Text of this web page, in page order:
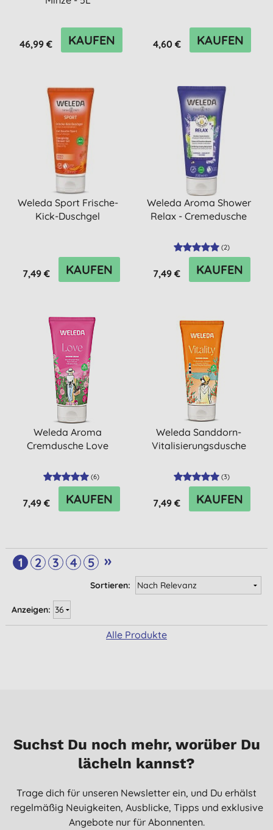
46,99 € KAUFEN 4,60 € KAUFEN
Weleda Sport Frische-
Kick-Duschgel
7,49 € KAUFEN
Weleda Aroma Shower
Relax - Cremedusche
(2)
7,49 € KAUFEN
Weleda Aroma
Cremdusche Love
(6)
7,49 € KAUFEN
Weleda Sanddorn-
Vitalisierungsdusche
(3)
7,49 € KAUFEN
1 2 3 4 5 »
Sortieren:
Anzeigen:
Alle Produkte
Suchst Du noch mehr, worüber Du
lächeln kannst?
Trage dich für unseren Newsletter ein, und Du erhälst
regelmäßig Neuigkeiten, Ausblicke, Tipps und exklusive
Angebote nur für Abonnenten.